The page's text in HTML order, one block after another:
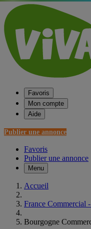
Favoris
Mon compte
Aide
Publier une annonce
Favoris
Publier une annonce
Menu
Accueil
France Commercial
Bourgogne